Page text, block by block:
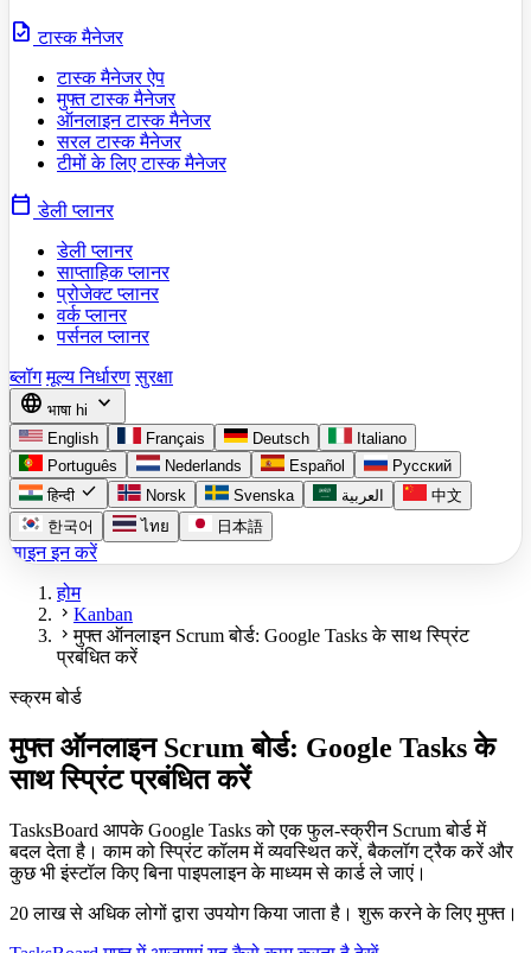
task टास्क मैनेजर
टास्क मैनेजर ऐप
मुफ्त टास्क मैनेजर
ऑनलाइन टास्क मैनेजर
सरल टास्क मैनेजर
टीमों के लिए टास्क मैनेजर
calendar_today डेली प्लानर
डेली प्लानर
साप्ताहिक प्लानर
प्रोजेक्ट प्लानर
वर्क प्लानर
पर्सनल प्लानर
ब्लॉग मूल्य निर्धारण सुरक्षा
language भाषा hi expand_more
English Français Deutsch
Italiano
Português
Nederlands Español
Русский
हिन्दी check Norsk Svenska العربية
中文
한국어
ไทย 日本語
साइन इन करें
होम
chevron_right Kanban
chevron_rightमुफ्त ऑनलाइन Scrum बोर्ड: Google Tasks के साथ स्प्रिंट
प्रबंधित करें
स्क्रम बोर्ड
मुफ्त ऑनलाइन Scrum बोर्ड: Google Tasks के
साथ स्प्रिंट प्रबंधित करें
TasksBoard आपके Google Tasks को एक फुल-स्क्रीन Scrum बोर्ड में
बदल देता है। काम को स्प्रिंट कॉलम में व्यवस्थित करें, बैकलॉग ट्रैक करें और
कुछ भी इंस्टॉल किए बिना पाइपलाइन के माध्यम से कार्ड ले जाएं।
20 लाख से अधिक लोगों द्वारा उपयोग किया जाता है। शुरू करने के लिए मुफ्त।